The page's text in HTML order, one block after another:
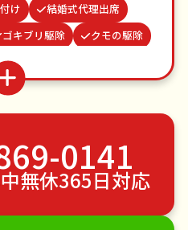
け
結婚式代理出席
ゴキブリ駆除
クモの駆除
駆除
並び代行
家具組立
付け
草刈り・草むしり
り付け
ペットのお世話
DIY・日曜大工
かき・雪下ろし
電球交換
0141
無休365日対応